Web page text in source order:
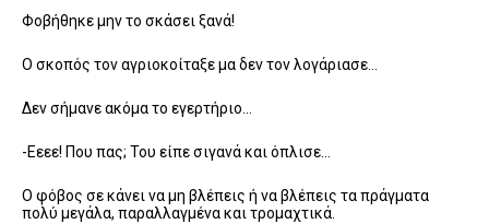
Φοβήθηκε μην το σκάσει ξανά!
Ο σκοπός τον αγριοκοίταξε μα δεν τον λογάριασε…
Δεν σήμανε ακόμα το εγερτήριο…
-Εεεε! Που πας; Του είπε σιγανά και όπλισε…
Ο φόβος σε κάνει να μη βλέπεις ή να βλέπεις τα πράγματα
πολύ μεγάλα, παραλλαγμένα και τρομαχτικά.